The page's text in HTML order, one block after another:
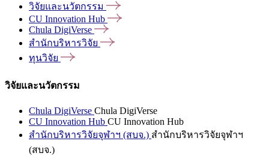
วิจัยและนวัตกรรม
CU Innovation Hub
Chula DigiVerse
สำนักบริหารวิจัย
ทุนวิจัย
วิจัยและนวัตกรรม
Chula DigiVerse Chula DigiVerse
CU Innovation Hub CU Innovation Hub
สำนักบริหารวิจัยจุฬาฯ (สบจ.) สำนักบริหารวิจัยจุฬาฯ
(สบจ.)